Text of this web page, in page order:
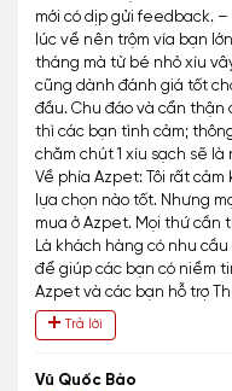
mới có dịp gửi feedback.
lúc về nên trộm vía bạn
tháng mà từ bé nhỏ xíu
cũng dành đánh giá tốt
đầu. Chu đáo và cẩn thận
thì các bạn tình cảm;
chăm chút 1 xíu sạch sẽ là
Về phía Azpet: Tôi rất
lựa chọn nào tốt. Nhưng
mua ở Azpet. Mọi thứ cần
Là khách hàng có nhu
để giúp các bạn có niềm
Azpet và các bạn hỗ trợ
Trả lời
Vũ Quốc Bảo